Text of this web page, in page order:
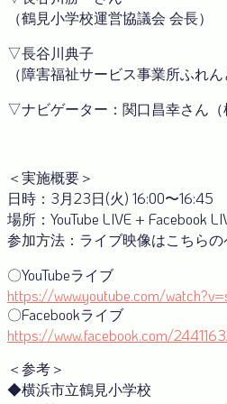
（鶴見小学校運営協議会 会長）
▽長谷川典子
（障害福祉サービス事業所ふれん
▽ナビゲーター：関口昌幸さん（
＜実施概要＞
日時：3月23日(火) 16:00〜16:45
場所：YouTube LIVE + Facebook
参加方法：ライブ映像はこちらの
〇YouTubeライブ
https://www.youtube.com/
〇Facebookライブ
https://www.facebook.com/
＜参考＞
◆横浜市立鶴見小学校